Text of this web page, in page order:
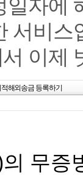
일자에
서비스
이제
해외송금 등록하기
무증